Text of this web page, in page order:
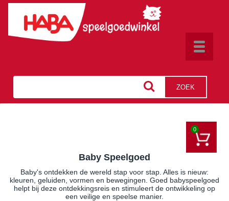
Toggle
ZOEK
0
Baby Speelgoed
Baby's ontdekken de wereld stap voor stap. Alles is nieuw:
kleuren, geluiden, vormen en bewegingen. Goed babyspeelgoed
helpt bij deze ontdekkingsreis en stimuleert de ontwikkeling op
een veilige en speelse manier.